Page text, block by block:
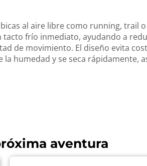
al aire libre como running, trail
frío inmediato, ayudando a
de movimiento. El diseño evita
la humedad y se seca
aventura